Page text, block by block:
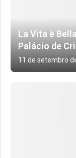
La Vita è
Palácio de
11 de setembro